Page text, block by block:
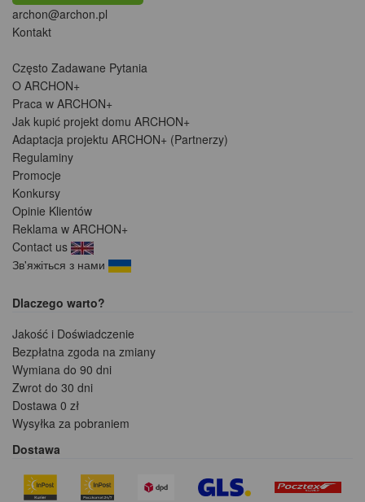
archon@archon.pl
Kontakt
Często Zadawane Pytania
O ARCHON+
Praca w ARCHON+
Jak kupić projekt domu ARCHON+
Adaptacja projektu ARCHON+ (Partnerzy)
Regulaminy
Promocje
Konkursy
Opinie Klientów
Reklama w ARCHON+
Contact us
Зв'яжіться з нами
Dlaczego warto?
Jakość i Doświadczenie
Bezpłatna zgoda na zmiany
Wymiana do 90 dni
Zwrot do 30 dni
Dostawa 0 zł
Wysyłka za pobraniem
Dostawa